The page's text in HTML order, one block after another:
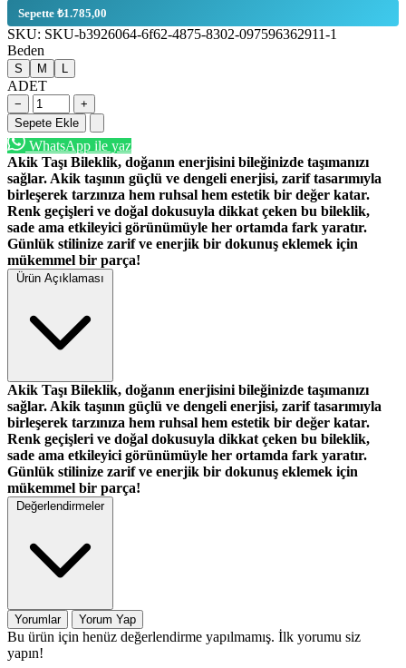
Sepette ₺1.785,00
SKU: SKU-b3926064-6f62-4875-8302-097596362911-1
Beden
S M
ADET
−
+
Sepete Ekle
WhatsApp ile yaz
Akik Taşı Bileklik, doğanın enerjisini bileğinizde taşımanızı
sağlar. Akik taşının güçlü ve dengeli enerjisi, zarif tasarımıyla
birleşerek tarzınıza hem ruhsal hem estetik bir değer katar.
Renk geçişleri ve doğal dokusuyla dikkat çeken bu bileklik,
sade ama etkileyici görünümüyle her ortamda fark yaratır.
Günlük stilinize zarif ve enerjik bir dokunuş eklemek için
mükemmel bir parça!
Ürün Açıklaması
Akik Taşı Bileklik, doğanın enerjisini bileğinizde taşımanızı
sağlar. Akik taşının güçlü ve dengeli enerjisi, zarif tasarımıyla
birleşerek tarzınıza hem ruhsal hem estetik bir değer katar.
Renk geçişleri ve doğal dokusuyla dikkat çeken bu bileklik,
sade ama etkileyici görünümüyle her ortamda fark yaratır.
Günlük stilinize zarif ve enerjik bir dokunuş eklemek için
mükemmel bir parça!
Değerlendirmeler
Yorumlar Yorum Yap
Bu ürün için henüz değerlendirme yapılmamış. İlk yorumu siz
yapın!